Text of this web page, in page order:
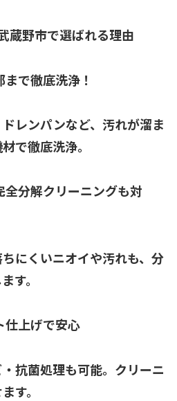
蔵野市で選ばれる理由
で徹底洗浄！
レンパンなど、汚れが溜ま
で徹底洗浄。
分解クリーニングも対
にくいニオイや汚れも、分
す。
上げで安心
抗菌処理も可能。クリーニ
す。